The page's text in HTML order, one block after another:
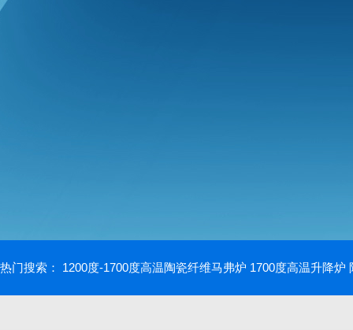
热门搜索： 1200度-1700度高温陶瓷纤维马弗炉 1700度高温升降炉